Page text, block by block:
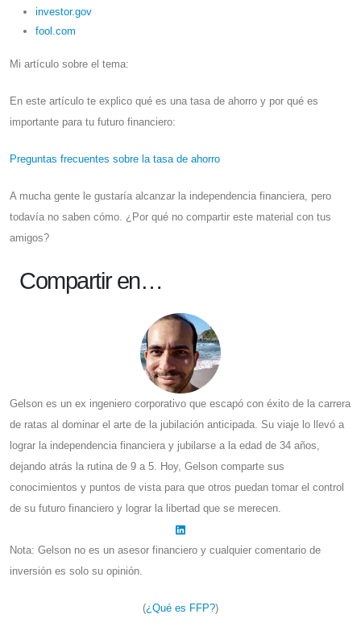
investor.gov
fool.com
Mi artículo sobre el tema:
En este artículo te explico qué es una tasa de ahorro y por qué es
importante para tu futuro financiero:
Preguntas frecuentes sobre la tasa de ahorro
A mucha gente le gustaría alcanzar la independencia financiera, pero
todavía no saben cómo. ¿Por qué no compartir este material con tus
amigos?
Compartir en…
Gelson es un ex ingeniero corporativo que escapó con éxito de la carrera
de ratas al dominar el arte de la jubilación anticipada. Su viaje lo llevó a
lograr la independencia financiera y jubilarse a la edad de 34 años,
dejando atrás la rutina de 9 a 5. Hoy, Gelson comparte sus
conocimientos y puntos de vista para que otros puedan tomar el control
de su futuro financiero y lograr la libertad que se merecen.
Nota: Gelson no es un asesor financiero y cualquier comentario de
inversión es solo su opinión.
(¿Qué es FFP?)